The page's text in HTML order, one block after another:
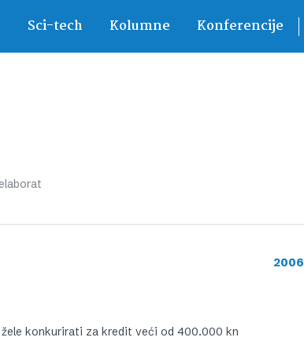
Sci-tech Kolumne Konferencije
2006
konkurirati za kredit veći od 400.000 kn